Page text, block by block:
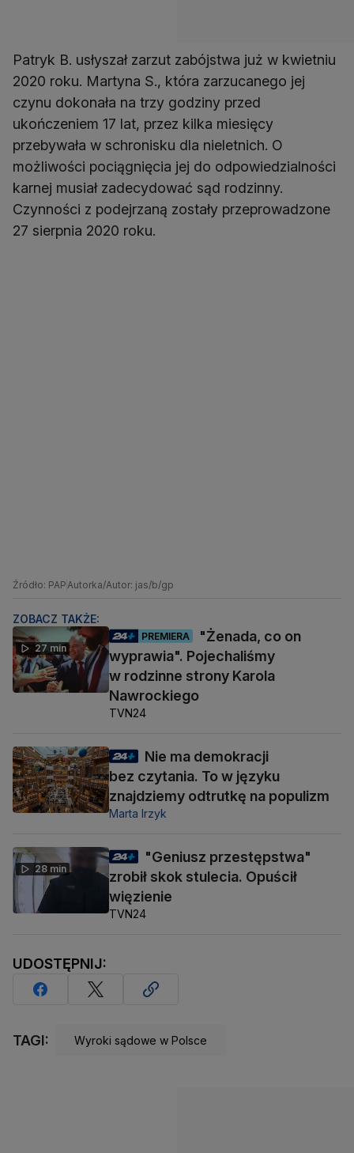
Patryk B. usłyszał zarzut zabójstwa już w kwietniu
2020 roku. Martyna S., która zarzucanego jej
czynu dokonała na trzy godziny przed
ukończeniem 17 lat, przez kilka miesięcy
przebywała w schronisku dla nieletnich. O
możliwości pociągnięcia jej do odpowiedzialności
karnej musiał zadecydować sąd rodzinny.
Czynności z podejrzaną zostały przeprowadzone
27 sierpnia 2020 roku.
Źródło: PAPAutorka/Autor: jas/b/gp
ZOBACZ TAKŻE:
27 min
PREMIERA
"Żenada, co on
wyprawia". Pojechaliśmy
w rodzinne strony Karola
Nawrockiego
TVN24
Nie ma demokracji
bez czytania. To w języku
znajdziemy odtrutkę na populizm
Marta Irzyk
28 min
"Geniusz przestępstwa"
zrobił skok stulecia. Opuścił
więzienie
TVN24
UDOSTĘPNIJ:
TAGI: Wyroki sądowe w Polsce